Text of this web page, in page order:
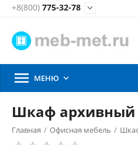
+8(800) 775-32-78 
 МЕНЮ 
Шкаф архивный
Главная / Офисная мебель /